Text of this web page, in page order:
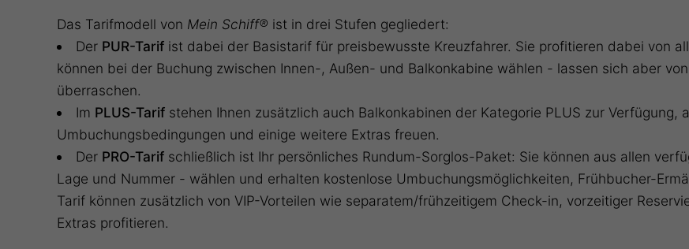
Das Tarifmodell von Mein Schiff® ist in drei Stufen gegliedert:
Der PUR-Tarif ist dabei der Basistarif für preisbewusste Kreuzfahrer. Sie profitieren dabei von
können bei der Buchung zwischen Innen-, Außen- und Balkonkabine wählen - lassen sich aber
überraschen.
Im PLUS-Tarif stehen Ihnen zusätzlich auch Balkonkabinen der Kategorie PLUS zur
Umbuchungsbedingungen und einige weitere Extras freuen.
Der PRO-Tarif schließlich ist Ihr persönliches Rundum-Sorglos-Paket: Sie können aus allen
Lage und Nummer - wählen und erhalten kostenlose Umbuchungsmöglichkeiten, Frühbucher-
Tarif können zusätzlich von VIP-Vorteilen wie separatem/frühzeitigem Check-in, vorzeitiger
Extras profitieren.